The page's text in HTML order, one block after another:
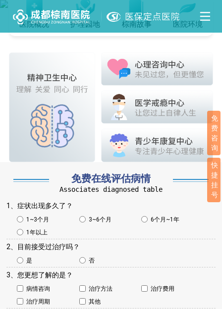
医院概况 护理园地 棕南故事 医院环境
免费在线评估病情
Associates diagnosed table
1、症状出现多久了？
1~3个月 3~6个月
6个月~1年
1年以上
2、目前接受过治疗吗？
是 否
3、您更想了解的是？
病情咨询 治疗方法
治疗费用
治疗周期
其他
免
费
咨
询
快
捷
挂
号